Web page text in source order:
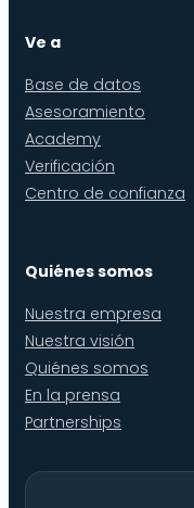
Ve a
Base de datos
Asesoramiento
Academy
Verificación
Centro de confianza
Quiénes somos
Nuestra empresa
Nuestra visión
Quiénes somos
En la prensa
Partnerships